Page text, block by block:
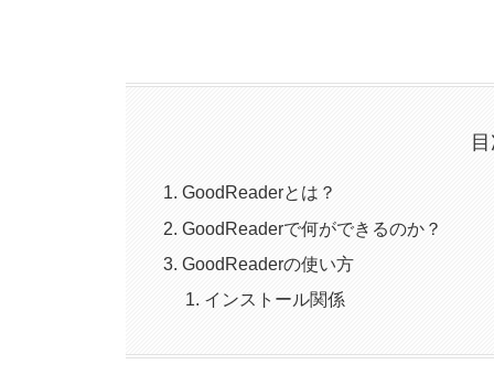
GoodReaderとは？
GoodReaderで何ができるのか？
GoodReaderの使い方
インストール関係